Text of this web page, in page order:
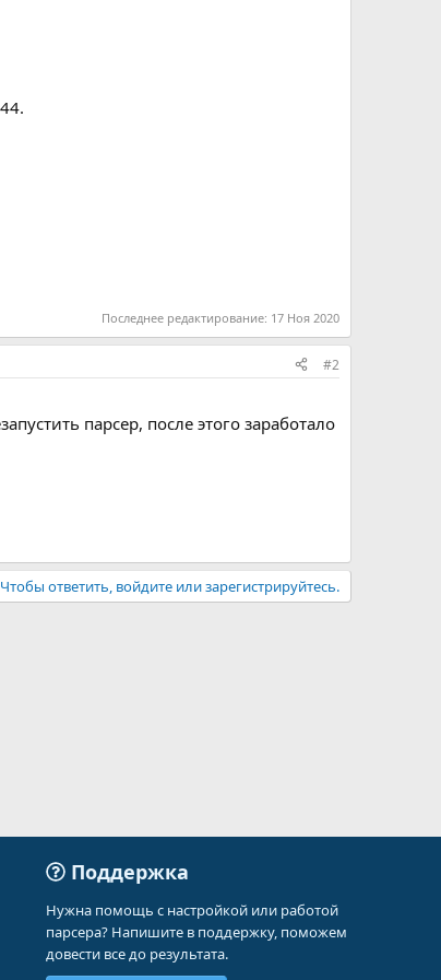
Последнее редактирование: 17 Ноя 2020
#2
парсер, после этого заработало
Чтобы ответить, войдите или зарегистрируйтесь.
Поддержка
Нужна помощь с настройкой или работой
парсера? Напишите в поддержку, поможем
довести все до результата.